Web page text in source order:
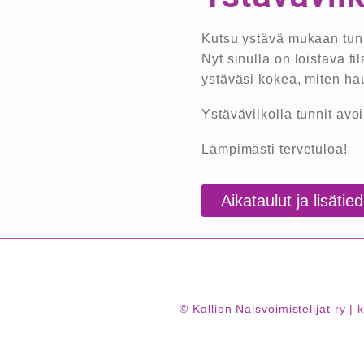
Kutsu ystävä mukaan
Nyt sinulla on loistava
ystäväsi kokea, miten
Ystäväviikolla tunnit
Lämpimästi tervetuloa!
Aikataulut ja
© Kallion Naisvoimistelijat ry |